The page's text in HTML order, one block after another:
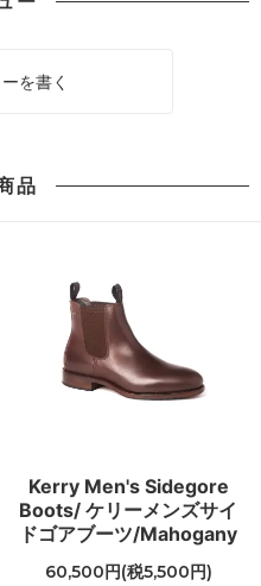
を書く
品
Kerry Men's Sidegore
Boots/ ケリーメンズサイ
ドゴアブーツ/Mahogany
60,500円(税5,500円)